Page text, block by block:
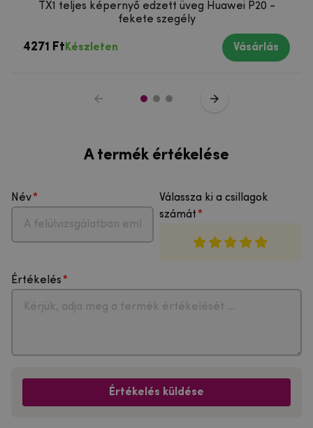
TX1 teljes képernyő edzett üveg Huawei P20 -
fekete szegély
4271 Ft Készleten Vásárlás
A termék értékelése
Név
Válassza ki a csillagok
számát
Értékelés
Értékelés küldése